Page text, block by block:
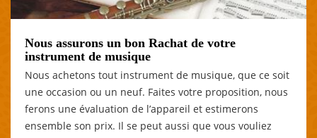
Nous assurons un bon Rachat de votre
instrument de musique
Nous achetons tout instrument de musique, que ce soit
une occasion ou un neuf. Faites votre proposition, nous
ferons une évaluation de l’appareil et estimerons
ensemble son prix. Il se peut aussi que vous vouliez